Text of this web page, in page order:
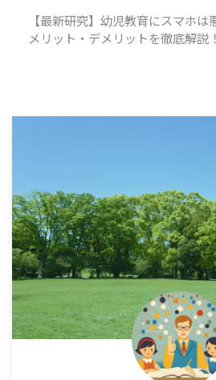
【最新研究】幼児教育にスマホは
メリット・デメリットを徹底解説！